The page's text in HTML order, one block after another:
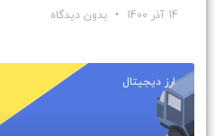
14 آذر 1400 بدون دیدگاه
ارز دیجیتال